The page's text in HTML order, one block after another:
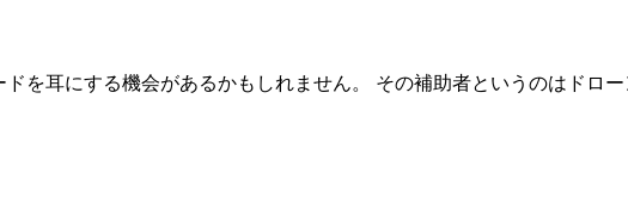
を耳にする機会があるかもしれません。 その補助者というのはドロ